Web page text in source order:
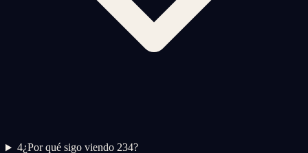
4¿Por qué sigo viendo 234?